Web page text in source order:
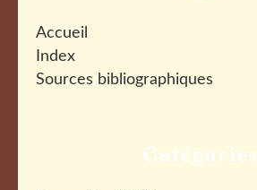
Catégories
Accueil
Index
Sources bibliographiques